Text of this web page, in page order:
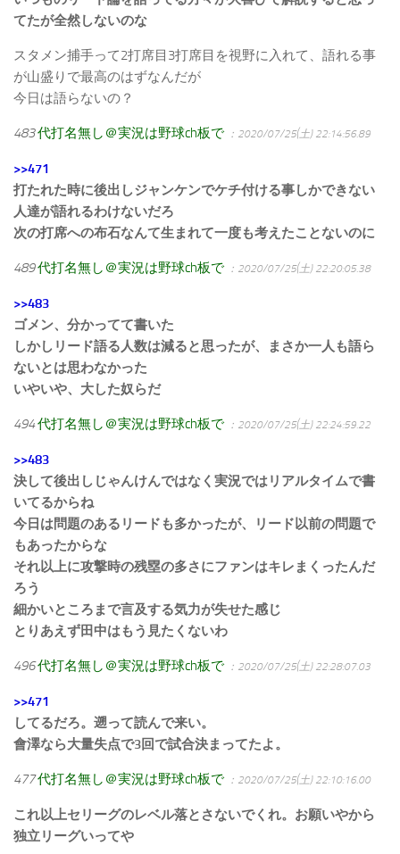
てたが全然しないのな
スタメン捕手って2打席目3打席目を視野に入れて、語れる事
が山盛りで最高のはずなんだが
今日は語らないの？
483代打名無し＠実況は野球ch板で ：2020/07/25(土) 22:14:56.89
>>471
打たれた時に後出しジャンケンでケチ付ける事しかできない
人達が語れるわけないだろ
次の打席への布石なんて生まれて一度も考えたことないのに
489代打名無し＠実況は野球ch板で ：2020/07/25(土) 22:20:05.38
>>483
ゴメン、分かってて書いた
しかしリード語る人数は減ると思ったが、まさか一人も語ら
ないとは思わなかった
いやいや、大した奴らだ
494代打名無し＠実況は野球ch板で ：2020/07/25(土) 22:24:59.22
>>483
決して後出しじゃんけんではなく実況ではリアルタイムで書
いてるからね
今日は問題のあるリードも多かったが、リード以前の問題で
もあったからな
それ以上に攻撃時の残塁の多さにファンはキレまくったんだ
ろう
細かいところまで言及する気力が失せた感じ
とりあえず田中はもう見たくないわ
496代打名無し＠実況は野球ch板で ：2020/07/25(土) 22:28:07.03
>>471
してるだろ。遡って読んで来い。
會澤なら大量失点で3回で試合決まってたよ。
477代打名無し＠実況は野球ch板で ：2020/07/25(土) 22:10:16.00
これ以上セリーグのレベル落とさないでくれ。お願いやから
独立リーグいってや